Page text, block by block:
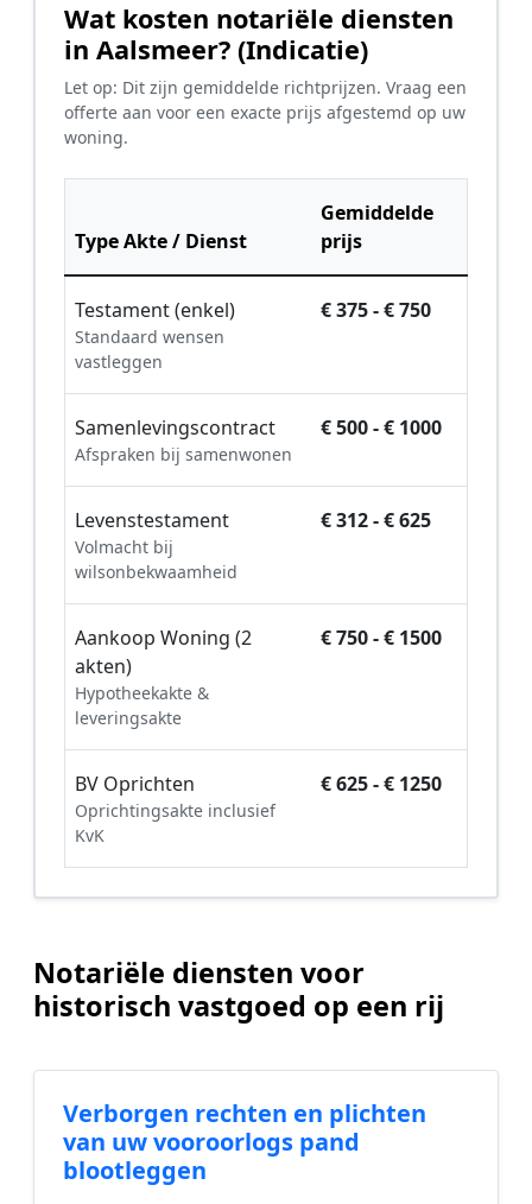
Wat kosten notariële diensten
in Aalsmeer? (Indicatie)
Let op: Dit zijn gemiddelde richtprijzen. Vraag een
offerte aan voor een exacte prijs afgestemd op uw
woning.
Type Akte / Dienst
Gemiddelde
prijs
Testament (enkel)
Standaard wensen
vastleggen
€ 375 - € 750
Samenlevingscontract
Afspraken bij samenwonen
€ 500 - € 1000
Levenstestament
Volmacht bij
wilsonbekwaamheid
€ 312 - € 625
Aankoop Woning (2
akten)
Hypotheekakte &
leveringsakte
€ 750 - € 1500
BV Oprichten
Oprichtingsakte inclusief
KvK
€ 625 - € 1250
Notariële diensten voor
historisch vastgoed op een rij
Verborgen rechten en plichten
van uw vooroorlogs pand
blootleggen